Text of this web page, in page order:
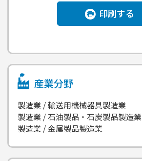
印刷する
産業分野
製造業 / 輸送用機械器具製造業
製造業 / 石油製品・石炭製品製造業
製造業 / 金属製品製造業